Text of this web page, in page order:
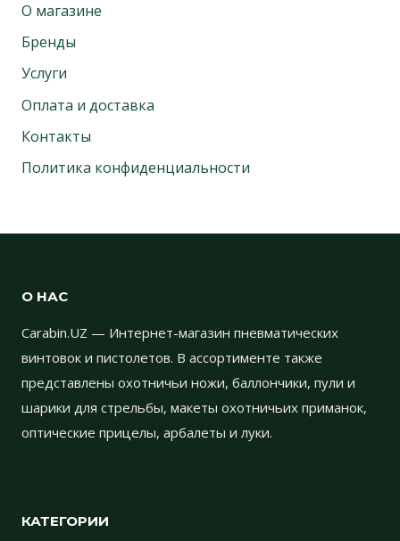
О магазине
Бренды
Услуги
Оплата и доставка
Контакты
Политика конфиденциальности
О НАС
Carabin.UZ — Интернет-магазин пневматических
винтовок и пистолетов. В ассортименте также
представлены охотничьи ножи, баллончики, пули и
шарики для стрельбы, макеты охотничьих приманок,
оптические прицелы, арбалеты и луки.
КАТЕГОРИИ